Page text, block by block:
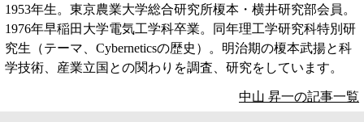
1953年生。東京農業大学総合研究所榎本・横井研究部会員。
1976年早稲田大学電気工学科卒業。同年理工学研究科特別研
究生（テーマ、Cyberneticsの歴史）。明治期の榎本武揚と科
学技術、産業立国との関わりを調査、研究をしています。
中山 昇一の記事一覧